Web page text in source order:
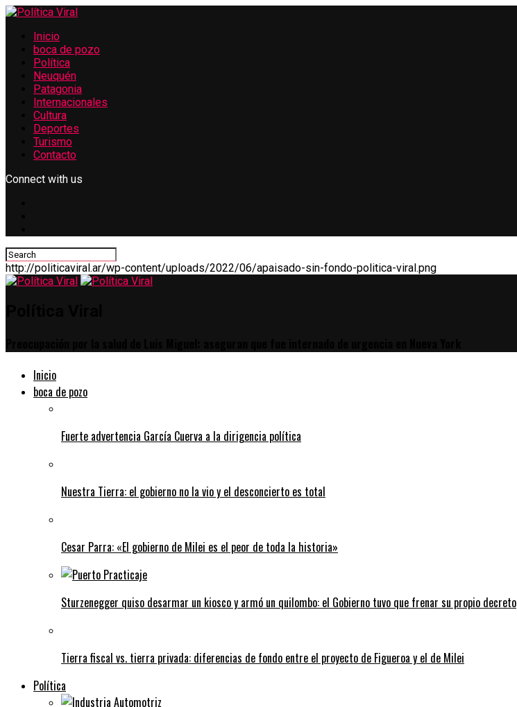
Inicio
boca de pozo
Política
Neuquén
Patagonia
Internacionales
Cultura
Deportes
Turismo
Contacto
Connect with us
http://politicaviral.ar/wp-content/uploads/2022/06/apaisado-sin-fondo-politica-viral.png
Inicio
boca de pozo
Fuerte advertencia García Cuerva a la dirigencia política
Nuestra Tierra: el gobierno no la vio y el desconcierto es total
Cesar Parra: «El gobierno de Milei es el peor de toda la historia»
Sturzenegger quiso desarmar un kiosco y armó un quilombo: el Gobierno tuvo que frenar su propio decreto
Tierra fiscal vs. tierra privada: diferencias de fondo entre el proyecto de Figueroa y el de Milei
Política